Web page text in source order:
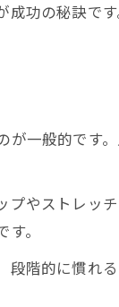
功の秘訣で
一般的です
やストレッ
。
階的に慣れ